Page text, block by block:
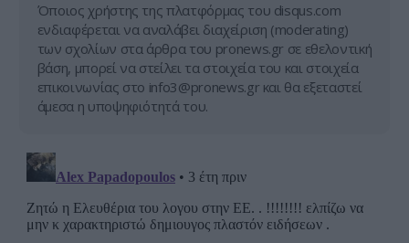
Όποιος χρήστης της πλατφόρμας του disqus.com
ενδιαφέρεται να αναλάβει διαχείριση (moderating)
των σχολίων στα άρθρα του pronews.gr σε εθελοντική
βάση, μπορεί να στείλει τα στοιχεία του και στοιχεία
επικοινωνίας στο info3@pronews.gr και θα εξεταστεί
άμεσα η υποψηφιότητά του.